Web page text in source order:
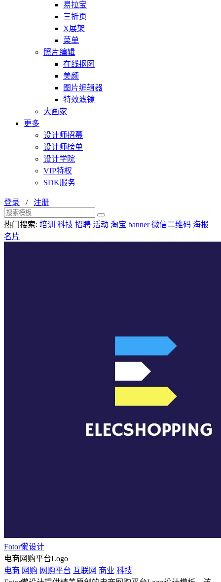
易拉宝
三折页
X展架
菜单
照片编辑
在线抠图
美颜
图片编辑器
特效滤镜
大画家
更多
设计师招募
设计师榜单
设计学院
VIP特权
SDK服务
登录 / 注册
热门搜索: 培训 科技 招聘 活动 淘宝 banner 微信二维码 海报
名片
Fotor懒设计
电商网购平台Logo
电商 网购 网购平台 互联网 商业 科技